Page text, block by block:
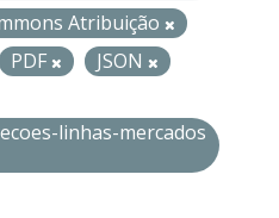
Atribuição
PDF
JSON
linhas-mercados